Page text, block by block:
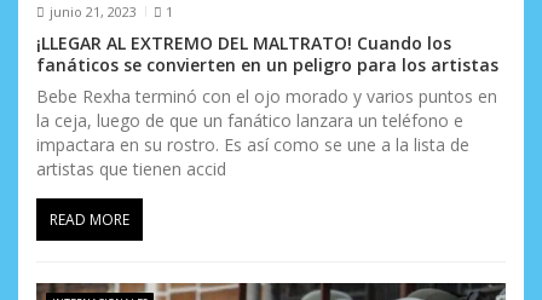
junio 21, 2023 1
¡LLEGAR AL EXTREMO DEL MALTRATO! Cuando los
fanáticos se convierten en un peligro para los artistas
Bebe Rexha terminó con el ojo morado y varios puntos en
la ceja, luego de que un fanático lanzara un teléfono e
impactara en su rostro. Es así como se une a la lista de
artistas que tienen accid
READ MORE